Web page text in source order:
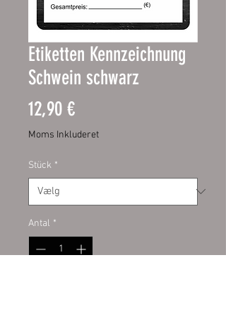
Etiketten Kennzeichnung
Schwein schwarz
12,90 €Pris
Moms Inkluderet
Stück *
Antal *